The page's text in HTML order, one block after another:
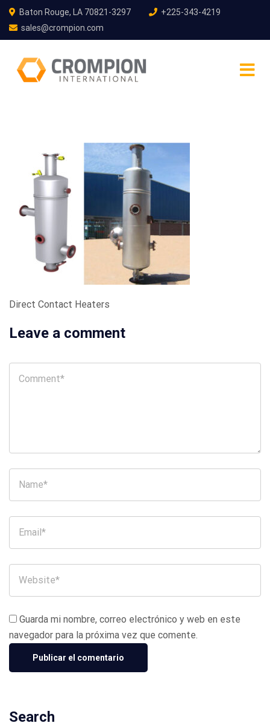
Baton Rouge, LA 70821-3297
+225-343-4219
sales@crompion.com
Direct Contact Heaters
Leave a comment
Guarda mi nombre, correo electrónico y web en este
navegador para la próxima vez que comente.
Search